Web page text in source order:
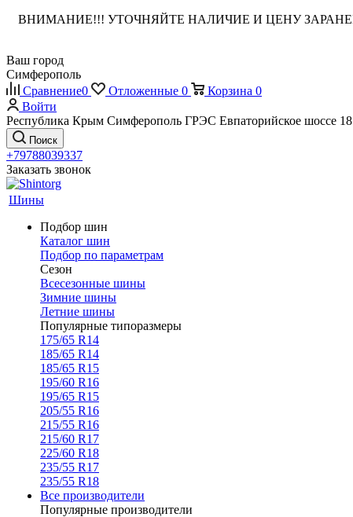
ВНИМАНИЕ!!! УТОЧНЯЙТЕ НАЛИЧИЕ И ЦЕНУ
Ваш город
Симферополь
Сравнение0 Отложенные 0 Корзина 0
Войти
Республика Крым Симферополь ГРЭС Евпаторийское шоссе 18
Поиск
+79788039337
Заказать звонок
Шины
Подбор шин
Каталог шин
Подбор по параметрам
Сезон
Всесезонные шины
Зимние шины
Летние шины
Популярные типоразмеры
175/65 R14
185/65 R14
185/65 R15
195/60 R16
195/65 R15
205/55 R16
215/55 R16
215/60 R17
225/60 R18
235/55 R17
235/55 R18
Все производители
Популярные производители